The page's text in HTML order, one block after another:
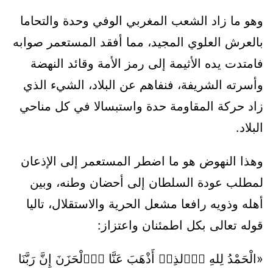
وهو ما زاد الشعب المغربي الوفي وحدة والتحاما
بالعرش العلوي المجيد، مما أفقد المستعمر صوابه
فامتدت يده الأثيمة إلى رمز الأمة وقائد النهضة
وأسرته الشريفة، فنفاهم عن البلاد، الشيء الذي
زاد حركة المقاومة حدة واستبسالا في كل مناحي
البلاد.
وهذا النهوض هو ما اضطر المستعمر إلى الإذعان
لمطلب عودة السلطان إلى أحضان وطنه، وبين
أهله وذويه رافعا مشعل الحرية والاستقلال، تاليا
قوله تعالى بكل اطمئنان واعتزاز:
«الْحَمْدُ لِلهِ اِ۬لذِےٓ أَذْهَبَ عَنَّا اَ۬لْحَزَنَ إِنَّ رَبَّنَا